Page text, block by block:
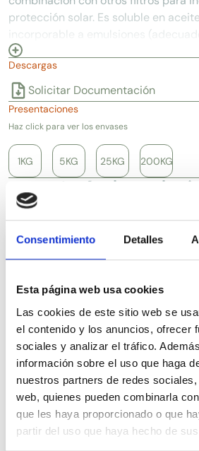
Consentimiento Detalles
Esta página web usa cookies
Las cookies de este sitio web se
el contenido y los anuncios, ofrecer
sociales y analizar el tráfico.
información sobre el uso que haga
nuestros partners de redes
web, quienes pueden combinarla
que les haya proporcionado o que
partir del uso que haya hecho de
protección solar. Es soluble en
incorporable a emulsiones
fabricaciones en frío). Es
solvente para otros filtros solares e
cosméticos oleosolubles.
Descargas
Solicitar Documentación
Presentaciones
Haz click para ver los envases
1KG 5KG 25KG 200KG
Artículos